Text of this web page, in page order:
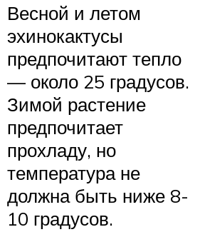
Весной и летом
эхинокактусы
предпочитают тепло
— около 25 градусов.
Зимой растение
предпочитает
прохладу, но
температура не
должна быть ниже 8-
10 градусов.